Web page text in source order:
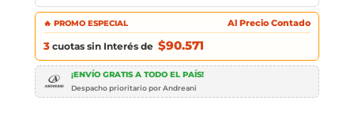
🔥 PROMO ESPECIAL Al Precio Contado
3 cuotas sin Interés de $90.571
¡ENVÍO GRATIS A TODO EL PAÍS!
Despacho prioritario por Andreani